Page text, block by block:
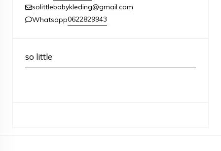
solittlebabykleding@gmail.com
Whatsapp0622829943
so little